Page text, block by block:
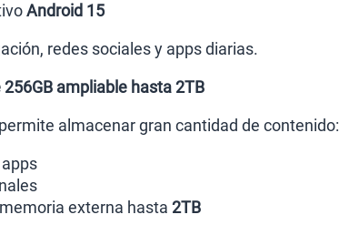
Android 15
redes sociales y apps diarias.
ampliable hasta 2TB
permite almacenar gran cantidad de contenido:
externa hasta 2TB